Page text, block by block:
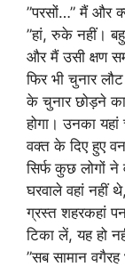
”परसों…” मैं और
”हां, रुके नहीं।
और मैं उसी क्षण
फिर भी चुनार
के चुनार छोड़ने का
होगा। उनका
वक्त के दिए हुए
सिर्फ कुछ लोगों ने
घरवाले वहां नहीं
ग्रस्त शहरकहां
टिका लें, यह हो
”सब सामान